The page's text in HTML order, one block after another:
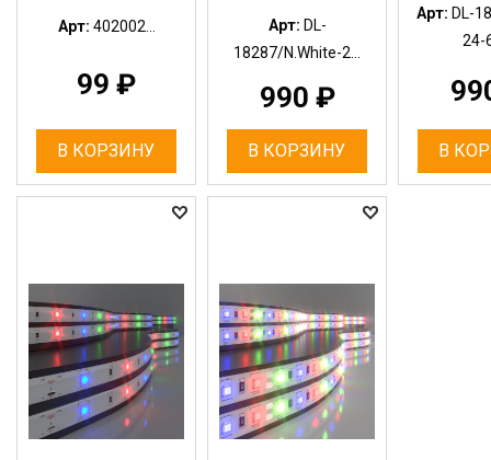
Арт: 402002...
99 ₽
В КОРЗИНУ
Арт: DL-
18287/N.White-2...
990 ₽
В КОРЗИНУ
Арт: DL-
24-
В